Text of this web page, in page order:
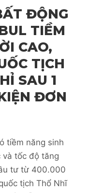
ĐỘNG
TIỀM
CAO,
TỊCH
SAU 1
ĐƠN
tiềm năng sinh
và tốc độ tăng
tư từ 400.000
tịch Thổ Nhĩ